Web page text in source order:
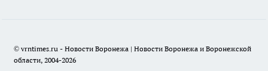
© vrntimes.ru - Новости Воронежа | Новости Воронежа и Воронежской
области, 2004-2026